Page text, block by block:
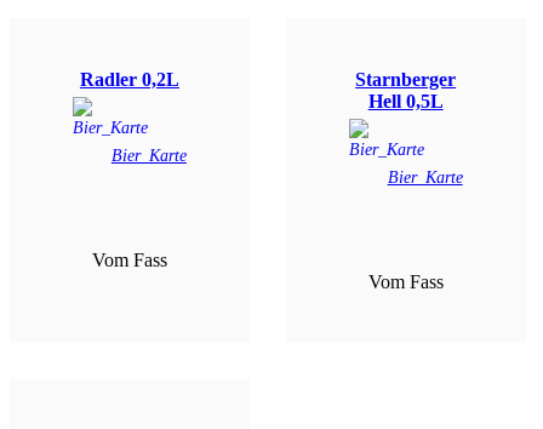
Radler 0,2L
Bier_Karte
Vom Fass
Starnberger
Hell 0,5L
Bier_Karte
Vom Fass